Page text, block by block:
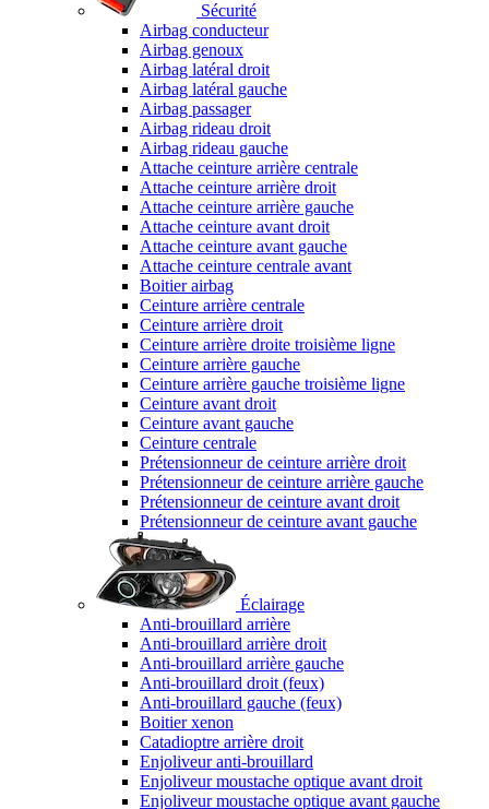
Sécurité
Airbag conducteur
Airbag genoux
Airbag latéral droit
Airbag latéral gauche
Airbag passager
Airbag rideau droit
Airbag rideau gauche
Attache ceinture arrière centrale
Attache ceinture arrière droit
Attache ceinture arrière gauche
Attache ceinture avant droit
Attache ceinture avant gauche
Attache ceinture centrale avant
Boitier airbag
Ceinture arrière centrale
Ceinture arrière droit
Ceinture arrière droite troisième ligne
Ceinture arrière gauche
Ceinture arrière gauche troisième ligne
Ceinture avant droit
Ceinture avant gauche
Ceinture centrale
Prétensionneur de ceinture arrière droit
Prétensionneur de ceinture arrière gauche
Prétensionneur de ceinture avant droit
Prétensionneur de ceinture avant gauche
Éclairage
Anti-brouillard arrière
Anti-brouillard arrière droit
Anti-brouillard arrière gauche
Anti-brouillard droit (feux)
Anti-brouillard gauche (feux)
Boitier xenon
Catadioptre arrière droit
Enjoliveur anti-brouillard
Enjoliveur moustache optique avant droit
Enjoliveur moustache optique avant gauche